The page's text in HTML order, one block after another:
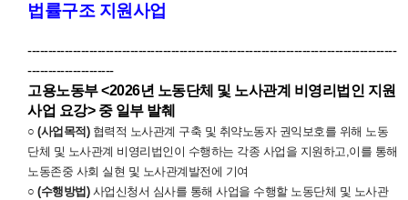
법률구조 지원사업
------------------------------------------------------------------------------------------
---------------------
고용노동부 <2026년 노동단체 및 노사관계 비영리법인 지원
사업 요강> 중 일부 발췌
○ (사업목적)협력적 노사관계 구축 및 취약노동자 권익보호를 위해 노동
단체 및 노사관계 비영리법인이 수행하는 각종 사업을 지원하고,이를 통해
노동존중 사회 실현 및 노사관계발전에 기여
○ (수행방법)사업신청서 심사를 통해 사업을 수행할 노동단체 및 노사관